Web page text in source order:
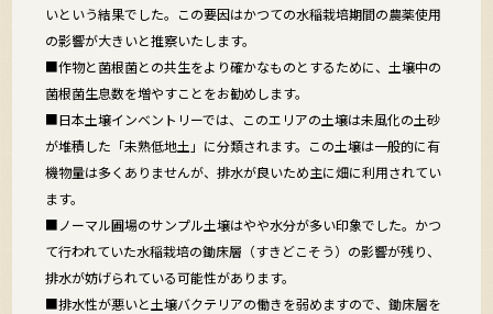
いという結果でした。この要因はかつての水稲栽培期間の農薬使用
の影響が大きいと推察いたします。
■作物と菌根菌との共生をより確かなものとするために、土壌中の
菌根菌生息数を増やすことをお勧めします。
■日本土壌インベントリーでは、このエリアの土壌は未風化の土砂
が堆積した「未熟低地土」に分類されます。この土壌は一般的に有
機物量は多くありませんが、排水が良いため主に畑に利用されてい
ます。
■ノーマル圃場のサンプル土壌はやや水分が多い印象でした。かつ
て行われていた水稲栽培の鋤床層（すきどこそう）の影響が残り、
排水が妨げられている可能性があります。
■排水性が悪いと土壌バクテリアの働きを弱めますので、鋤床層を